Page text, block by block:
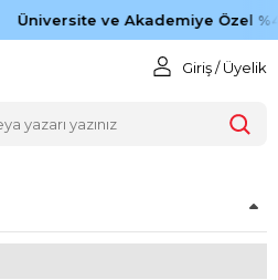
Üniversite ve Akademiye Özel %45
Giriş / Üyelik